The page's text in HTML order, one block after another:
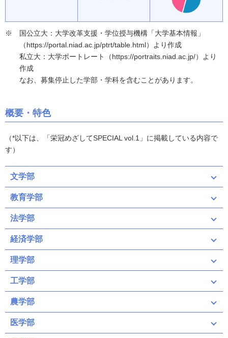
国公立大：大学改革支援・学位授与機構「大学基本情報」
（https://portal.niad.ac.jp/ptrt/table.html）より作成
私立大：大学ポートレート（https://portraits.niad.ac.jp/）より
作成
なお、募集停止した学部・学科を含むことがあります。
概要・特色
（*以下は、「栄冠めざしてSPECIAL vol.1」に掲載している内容で
す）
文学部
教育学部
法学部
経済学部
理学部
工学部
農学部
医学部